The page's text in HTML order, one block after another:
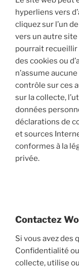
hyperliens vers
cliquez sur l’un
vers un autre
pourrait recueillir
des cookies ou
n’assume
contrôle sur ces
sur la collecte,
données
déclarations de
et sources
conformes à la
privée.
Contactez
Si vous avez des
Confidentialité
collecte, utilise